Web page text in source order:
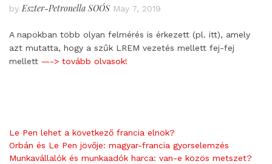
byEszter-Petronella SOÓS May 7, 2019
A napokban több olyan felmérés is érkezett (pl. itt), amely
azt mutatta, hogy a szűk LREM vezetés mellett fej-fej
mellett —-> tovább olvasok!
Le Pen lehet a következő francia elnök?
Orbán és Le Pen jövője: magyar-francia gyorselemzés
Munkavállalók és munkaadók harca: van-e közös metszet?